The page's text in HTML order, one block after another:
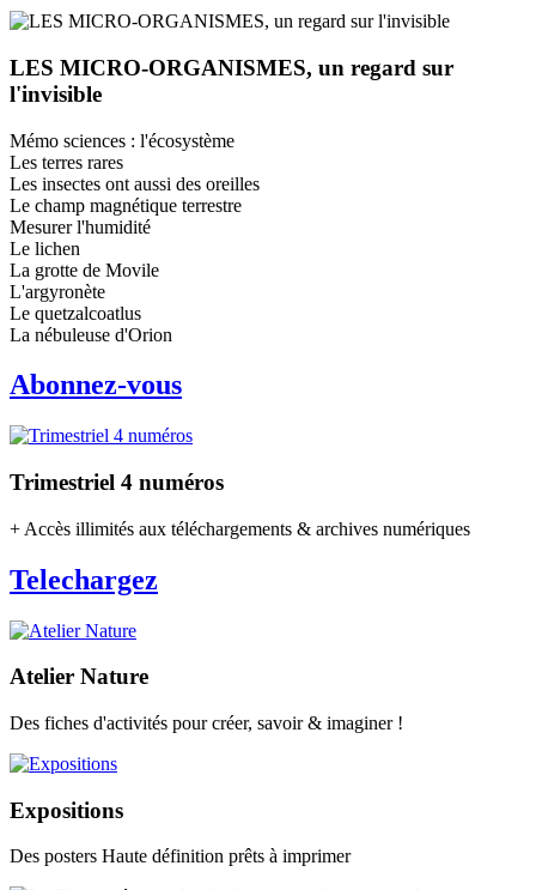
LES MICRO-ORGANISMES, un regard sur
l'invisible
Mémo sciences : l'écosystème
Les terres rares
Les insectes ont aussi des oreilles
Le champ magnétique terrestre
Mesurer l'humidité
Le lichen
La grotte de Movile
L'argyronète
Le quetzalcoatlus
La nébuleuse d'Orion
Abonnez-vous
Trimestriel 4 numéros
+ Accès illimités aux téléchargements & archives numériques
Telechargez
Atelier Nature
Des fiches d'activités pour créer, savoir & imaginer !
Expositions
Des posters Haute définition prêts à imprimer